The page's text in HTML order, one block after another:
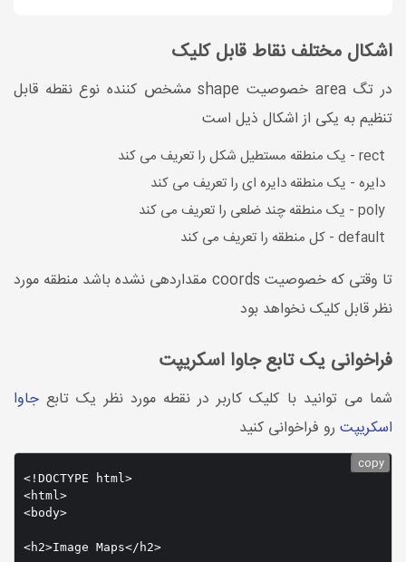
اشکال مختلف نقاط قابل کلیک
در تگ area خصوصیت shape مشخص کننده نوع نقطه قابل
تنظیم به یکی از اشکال ذیل است
rect - یک منطقه مستطیل شکل را تعریف می کند
دایره - یک منطقه دایره ای را تعریف می کند
poly - یک منطقه چند ضلعی را تعریف می کند
default - کل منطقه را تعریف می کند
تا وقتی که خصوصیت coords مقداردهی نشده باشد منطقه مورد
نظر قابل کلیک نخواهد بود
فراخوانی یک تابع جاوا اسکریپت
شما می توانید با کلیک کاربر در نقطه مورد نظر یک تابع جاوا
اسکریپت رو فراخوانی کنید
<!DOCTYPE html>
<html>
<body>
<h2>Image Maps</h2>
copy